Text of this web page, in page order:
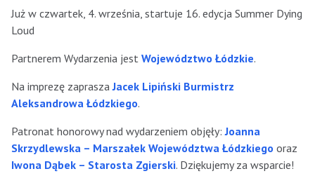
Już w czwartek, 4. września, startuje 16. edycja Summer Dying
Loud
Partnerem Wydarzenia jest Województwo Łódzkie.
Na imprezę zapraszaJacek Lipiński Burmistrz
Aleksandrowa Łódzkiego.
Patronat honorowy nad wydarzeniem objęły:Joanna
Skrzydlewska – Marszałek Województwa Łódzkiego oraz
Iwona Dąbek – Starosta Zgierski. Dziękujemy za wsparcie!